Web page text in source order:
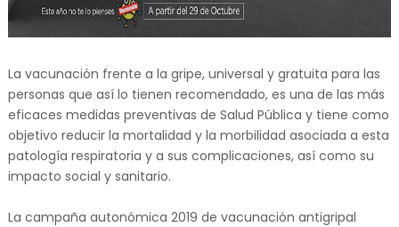
La vacunación frente a la gripe, universal y gratuita para las
personas que así lo tienen recomendado, es una de las más
eficaces medidas preventivas de Salud Pública y tiene como
objetivo reducir la mortalidad y la morbilidad asociada a esta
patología respiratoria y a sus complicaciones, así como su
impacto social y sanitario.
La campaña autonómica 2019 de vacunación antigripal